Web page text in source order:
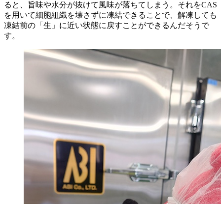
ると、旨味や水分が抜けて風味が落ちてしまう。それをCAS
を用いて細胞組織を壊さずに凍結できることで、解凍しても
凍結前の「生」に近い状態に戻すことができるんだそうで
す。